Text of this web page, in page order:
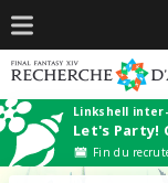
Linkshell
Let's Party!
Fin du